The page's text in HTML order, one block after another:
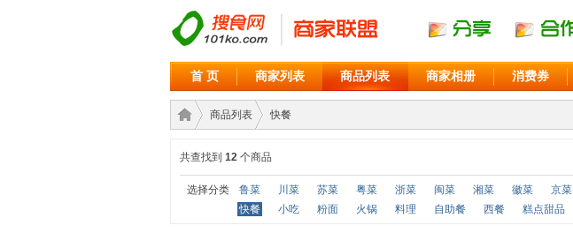
首 页 商家列表 商品列表 商家相册 消费券
商家›
商品列表
›
快餐
共查找到 12 个商品
选择分类 鲁菜 川菜 苏菜 粤菜 浙菜 闽菜 湘菜 徽菜 京菜
快餐
小吃 粉面 火锅 料理 自助餐 西餐 糕点甜品